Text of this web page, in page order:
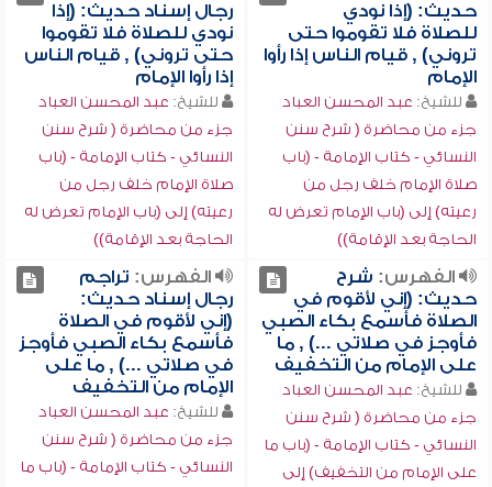
حديث: (إذا نودي
للصلاة فلا تقوموا حتى
تروني) , قيام الناس إذا رأوا
الإمام
للشيخ: عبد المحسن العباد
جزء من محاضرة ( شرح سنن
النسائي - كتاب الإمامة - (باب
صلاة الإمام خلف رجل من
رعيته) إلى (باب الإمام تعرض له
الحاجة بعد الإقامة))
رجال إسناد حديث: (إذا
نودي للصلاة فلا تقوموا
حتى تروني) , قيام الناس
إذا رأوا الإمام
للشيخ: عبد المحسن العباد
جزء من محاضرة ( شرح سنن
النسائي - كتاب الإمامة - (باب
صلاة الإمام خلف رجل من
رعيته) إلى (باب الإمام تعرض له
الحاجة بعد الإقامة))
الفهرس: شرح
حديث: (إني لأقوم في
الصلاة فأسمع بكاء الصبي
فأوجز في صلاتي ...) , ما
على الإمام من التخفيف
للشيخ: عبد المحسن العباد
جزء من محاضرة ( شرح سنن
النسائي - كتاب الإمامة - (باب ما
على الإمام من التخفيف) إلى
الفهرس: تراجم
رجال إسناد حديث:
(إني لأقوم في الصلاة
فأسمع بكاء الصبي فأوجز
في صلاتي ...) , ما على
الإمام من التخفيف
للشيخ: عبد المحسن العباد
جزء من محاضرة ( شرح سنن
النسائي - كتاب الإمامة - (باب ما